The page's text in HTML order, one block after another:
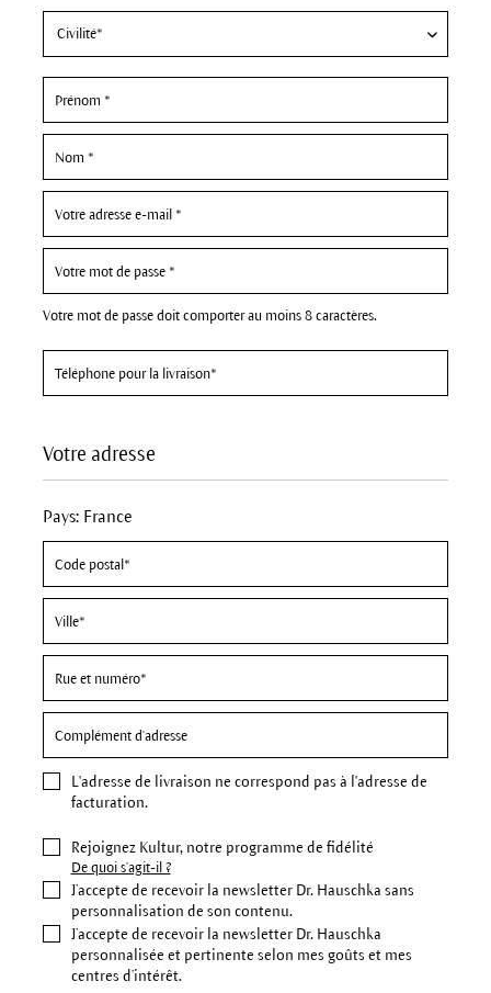
Votre mot de passe doit comporter au moins 8 caractères.
Votre adresse
Pays: France
L'adresse de livraison ne correspond pas à l'adresse de
facturation.
Rejoignez Kultur, notre programme de fidélité
De quoi s'agit-il ?
J’accepte de recevoir la newsletter Dr. Hauschka sans
personnalisation de son contenu.
J’accepte de recevoir la newsletter Dr. Hauschka
personnalisée et pertinente selon mes goûts et mes
centres d’intérêt.